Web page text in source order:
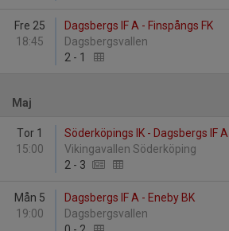
Fre 25
18:45
Dagsbergs IF A - Finspångs FK
Dagsbergsvallen
2 - 1
Maj
Tor 1
15:00
Söderköpings IK - Dagsbergs IF A
Vikingavallen Söderköping
2 - 3
Mån 5
19:00
Dagsbergs IF A - Eneby BK
Dagsbergsvallen